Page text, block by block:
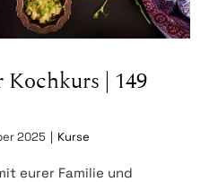
| 149
2025 | Kurse
eurer Familie und